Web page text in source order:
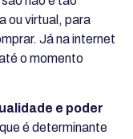
ou virtual, para
Já na internet
o momento
e poder
é determinante